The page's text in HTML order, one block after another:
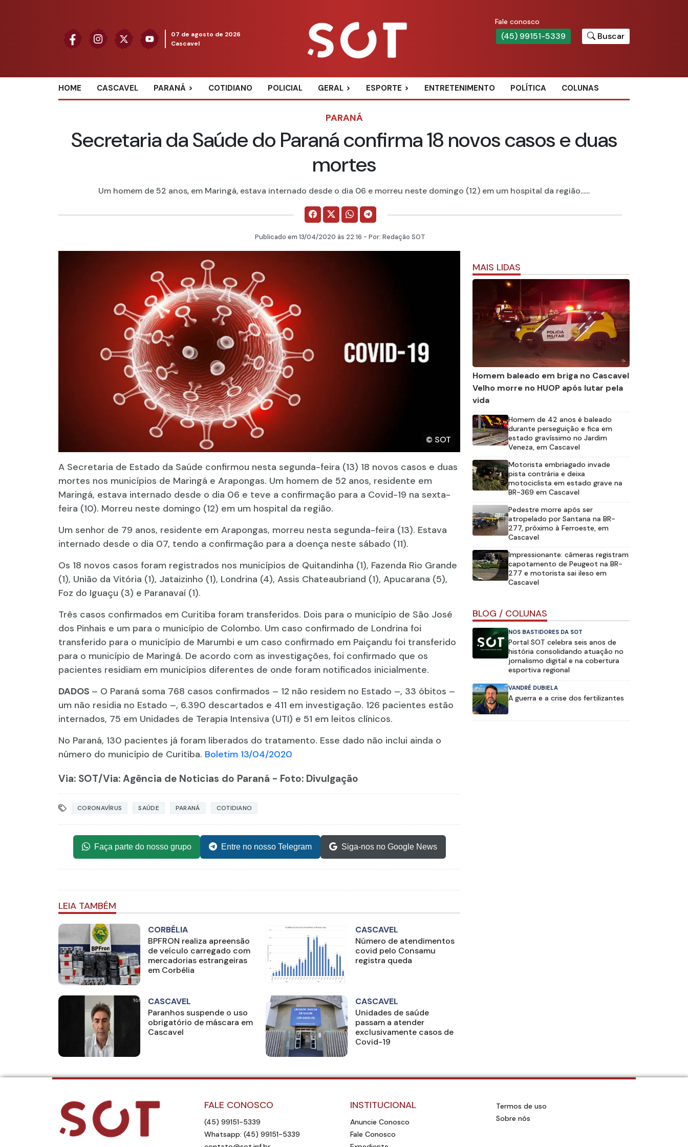
07 de agosto de 2026
Cascavel
Fale conosco
(45) 99151-5339 Buscar
HOME CASCAVEL PARANÁ COTIDIANO POLICIAL GERAL ESPORTE ENTRETENIMENTO POLÍTICA COLUNAS
PARANÁ
Secretaria da Saúde do Paraná confirma 18 novos casos e duas
mortes
Um homem de 52 anos, em Maringá, estava internado desde o dia 06 e morreu neste domingo (12) em um hospital da região......
Publicado em 13/04/2020 às 22:16 - Por: Redação SOT
© SOT
A Secretaria de Estado da Saúde confirmou nesta segunda-feira (13) 18 novos casos e duas
mortes nos municípios de Maringá e Arapongas. Um homem de 52 anos, residente em
Maringá, estava internado desde o dia 06 e teve a confirmação para a Covid-19 na sexta-
feira (10). Morreu neste domingo (12) em um hospital da região.
Um senhor de 79 anos, residente em Arapongas, morreu nesta segunda-feira (13). Estava
internado desde o dia 07, tendo a confirmação para a doença neste sábado (11).
Os 18 novos casos foram registrados nos municípios de Quitandinha (1), Fazenda Rio Grande
(1), União da Vitória (1), Jataizinho (1), Londrina (4), Assis Chateaubriand (1), Apucarana (5),
Foz do Iguaçu (3) e Paranavaí (1).
Três casos confirmados em Curitiba foram transferidos. Dois para o município de São José
dos Pinhais e um para o município de Colombo. Um caso confirmado de Londrina foi
transferido para o município de Marumbi e um caso confirmado em Paiçandu foi transferido
para o município de Maringá. De acordo com as investigações, foi confirmado que os
pacientes residiam em municípios diferentes de onde foram notificados inicialmente.
DADOS – O Paraná soma 768 casos confirmados – 12 não residem no Estado –, 33 óbitos –
um não residia no Estado –, 6.390 descartados e 411 em investigação. 126 pacientes estão
internados, 75 em Unidades de Terapia Intensiva (UTI) e 51 em leitos clínicos.
No Paraná, 130 pacientes já foram liberados do tratamento. Esse dado não inclui ainda o
número do município de Curitiba. Boletim 13/04/2020
Via: SOT/Via: Agência de Noticias do Paraná - Foto: Divulgação
CORONAVÍRUS SAÚDE PARANÁ COTIDIANO
Faça parte do nosso grupo Entre no nosso Telegram Siga-nos no Google News
LEIA TAMBÉM
CORBÉLIA
BPFRON realiza apreensão
de veículo carregado com
mercadorias estrangeiras
em Corbélia
CASCAVEL
Número de atendimentos
covid pelo Consamu
registra queda
CASCAVEL
Paranhos suspende o uso
obrigatório de máscara em
Cascavel
CASCAVEL
Unidades de saúde
passam a atender
exclusivamente casos de
Covid-19
MAIS LIDAS
Homem baleado em briga no Cascavel
Velho morre no HUOP após lutar pela
vida
Homem de 42 anos é baleado
durante perseguição e fica em
estado gravíssimo no Jardim
Veneza, em Cascavel
Motorista embriagado invade
pista contrária e deixa
motociclista em estado grave na
BR-369 em Cascavel
Pedestre morre após ser
atropelado por Santana na BR-
277, próximo à Ferroeste, em
Cascavel
Impressionante: câmeras registram
capotamento de Peugeot na BR-
277 e motorista sai ileso em
Cascavel
BLOG / COLUNAS
NOS BASTIDORES DA SOT
Portal SOT celebra seis anos de
história consolidando atuação no
jornalismo digital e na cobertura
esportiva regional
VANDRÉ DUBIELA
A guerra e a crise dos fertilizantes
FALE CONOSCO
(45) 99151-5339
Whatsapp: (45) 99151-5339
INSTITUCIONAL
Anuncie Conosco
Fale Conosco
Termos de uso
Sobre nós